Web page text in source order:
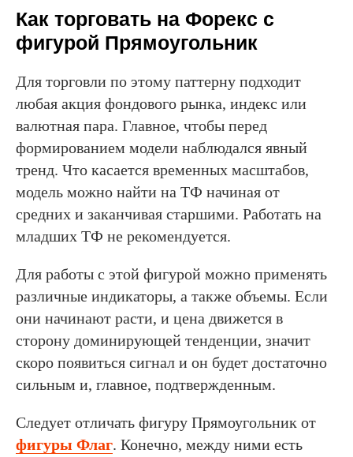
Как торговать на Форекс с
фигурой Прямоугольник
Для торговли по этому паттерну подходит
любая акция фондового рынка, индекс или
валютная пара. Главное, чтобы перед
формированием модели наблюдался явный
тренд. Что касается временных масштабов,
модель можно найти на ТФ начиная от
средних и заканчивая старшими. Работать на
младших ТФ не рекомендуется.
Для работы с этой фигурой можно применять
различные индикаторы, а также объемы. Если
они начинают расти, и цена движется в
сторону доминирующей тенденции, значит
скоро появиться сигнал и он будет достаточно
сильным и, главное, подтвержденным.
Следует отличать фигуру Прямоугольник от
фигуры Флаг. Конечно, между ними есть